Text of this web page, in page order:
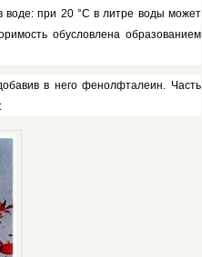
воде: при 20 °С в литре воды может
обу­словлена образованием
в него фе­нолфталеин. Часть